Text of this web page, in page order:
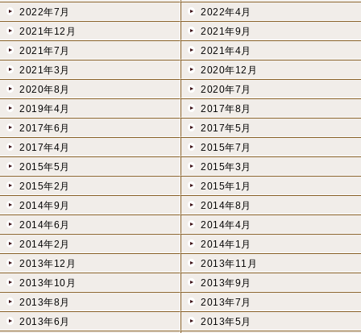
2022年7月
2022年4月
2021年12月
2021年9月
2021年7月
2021年4月
2021年3月
2020年12月
2020年8月
2020年7月
2019年4月
2017年8月
2017年6月
2017年5月
2017年4月
2015年7月
2015年5月
2015年3月
2015年2月
2015年1月
2014年9月
2014年8月
2014年6月
2014年4月
2014年2月
2014年1月
2013年12月
2013年11月
2013年10月
2013年9月
2013年8月
2013年7月
2013年6月
2013年5月